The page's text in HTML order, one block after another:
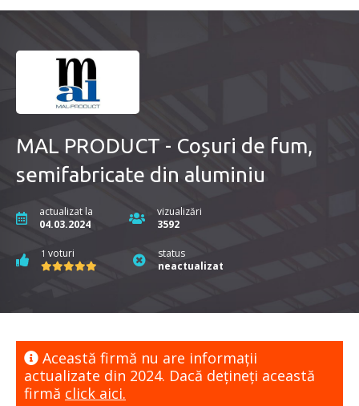
MAL PRODUCT - Coșuri de fum,
semifabricate din aluminiu
actualizat la
04.03.2024
vizualizări
3592
1 voturi
status
neactualizat
Această firmă nu are informaţii
actualizate din 2024. Dacă dețineți această
firmă click aici.